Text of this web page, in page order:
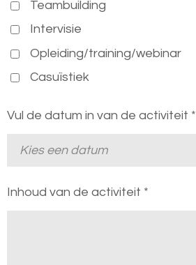
Teambuilding
Intervisie
Opleiding/training/webinar
Casuïstiek
Vul de datum in van de activiteit *
Inhoud van de activiteit *